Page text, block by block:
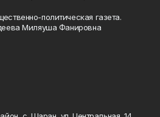
политическая газета.
Миляуша Фанировна